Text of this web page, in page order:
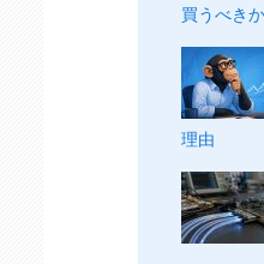
買うべき
理由